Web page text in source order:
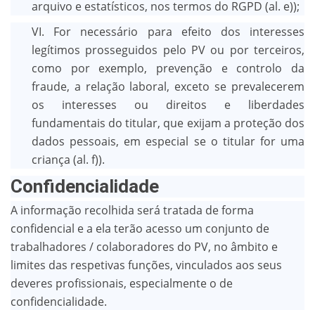
arquivo e estatísticos, nos termos do RGPD (al. e));
VI. For necessário para efeito dos interesses
legítimos prosseguidos pelo PV ou por terceiros,
como por exemplo, prevenção e controlo da
fraude, a relação laboral, exceto se prevalecerem
os interesses ou direitos e liberdades
fundamentais do titular, que exijam a proteção dos
dados pessoais, em especial se o titular for uma
criança (al. f)).
Confidencialidade
A informação recolhida será tratada de forma
confidencial e a ela terão acesso um conjunto de
trabalhadores / colaboradores do PV, no âmbito e
limites das respetivas funções, vinculados aos seus
deveres profissionais, especialmente o de
confidencialidade.